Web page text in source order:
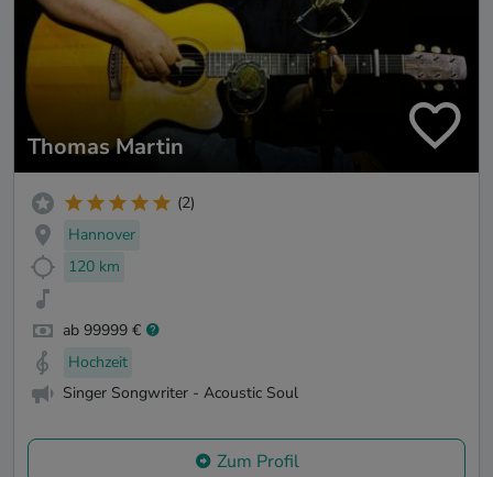
Thomas Martin
(2)
Hannover
120 km
ab 99999 €
Hochzeit
Singer Songwriter - Acoustic Soul
Zum Profil